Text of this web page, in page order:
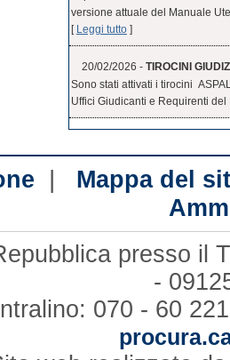
versione attuale del Manuale
[
Leggi tutto]
20/02/2026 - TIROCINI
Sono stati attivati i tirocini
Uffici Giudicanti e Requirenti
| Mappa del
presso il
-
070 - 60